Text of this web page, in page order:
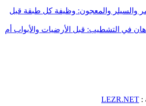
والسيلر والمعجون: وظيفة كل طبقة قبل
في التشطيب: قبل الأرضيات والأبواب أم
:
LEZR.NET